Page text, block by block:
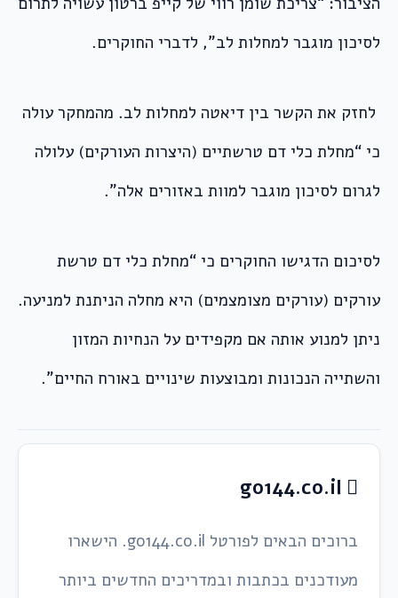
לסיכון מוגבר למחלות לב”, לדברי החוקרים.
לחזק את הקשר בין דיאטה למחלות לב. מהמחקר עולה
כי “מחלת כלי דם טרשתיים (היצרות העורקים) עלולה
לגרום לסיכון מוגבר למוות באזורים אלה”.
לסיכום הדגישו החוקרים כי “מחלת כלי דם טרשת
עורקים (עורקים מצומצמים) היא מחלה הניתנת למניעה.
ניתן למנוע אותה אם מקפידים על הנחיות המזון
והשתייה הנכונות ומבוצעות שינויים באורח החיים”.
ברוכים הבאים לפורטל go144.co.il. הישארו
מעודכנים בכתבות ובמדריכים החדשים ביותר